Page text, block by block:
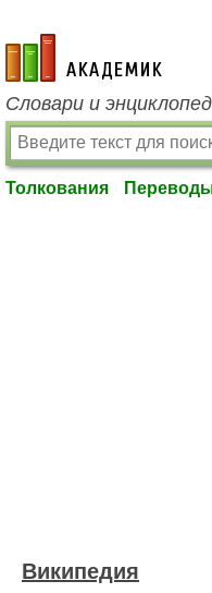
academic.ru
Словари и
Толкования
Википедия